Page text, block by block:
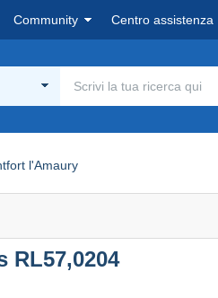
Community Centro assistenza
l'Amaury
RL57,0204